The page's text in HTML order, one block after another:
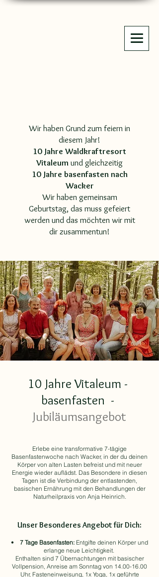
Wir haben Grund zum feiern in
diesem Jahr!
10 Jahre Waldkraftresort
Vitaleum und gleichzeitig
10 Jahre basenfasten nach
Wacker
Wir haben gemeinsam
Geburtstag, das muss gefeiert
werden und das möchten wir mit
dir zusammentun!
10 Jahre Vitaleum -
basenfasten -
Jubiläumsangebot
Erlebe eine transformative 7-tägige
Basenfastenwoche nach Wacker, in der du deinen
Körper von alten Lasten befreist und mit neuer
Energie wieder auflädst. Das Besondere in diesen
Tagen ist die Verbindung der entlastenden,
basischen Ernährung mit den Behandlungen der
Naturheilpraxis von Anja Heinrich.
Unser Besonderes Angebot für Dich:
• 7 Tage Basenfasten: Entgifte deinen Körper und
erlange neue Leichtigkeit.
Enthalten sind 7 Übernachtungen mit basischer
Vollpension, Anreise am Sonntag von 14.00-16.00
Uhr, Fasteneinweisung, 1x Yoga, 1x geführte